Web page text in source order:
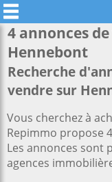
4 annonces
Hennebont
Recherche
vendre sur
Vous cherchez à
Repimmo propose
Les annonces sont
agences